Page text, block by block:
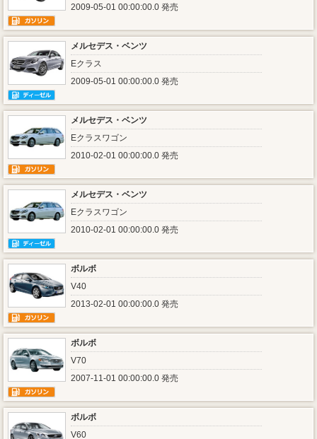
2009-05-01 00:00:00.0 発売
メルセデス・ベンツ
Eクラス
2009-05-01 00:00:00.0 発売
メルセデス・ベンツ
Eクラスワゴン
2010-02-01 00:00:00.0 発売
メルセデス・ベンツ
Eクラスワゴン
2010-02-01 00:00:00.0 発売
ボルボ
V40
2013-02-01 00:00:00.0 発売
ボルボ
V70
2007-11-01 00:00:00.0 発売
ボルボ
V60